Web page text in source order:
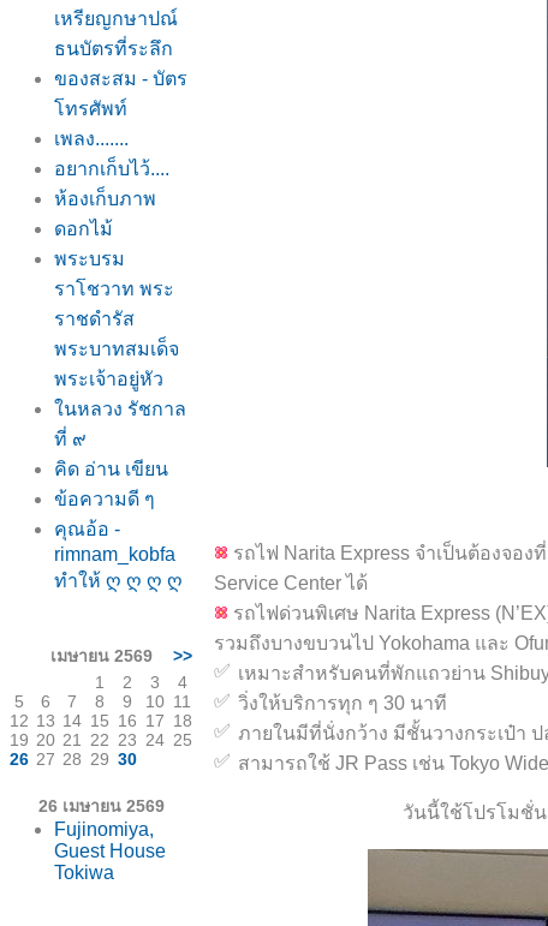
เหรียญกษาปณ์
ธนบัตรที่ระลึก
ของสะสม - บัตร
ทรศัพท์
เพลง.......
อยากเก็บไว้....
ห้องเก็บภาพ
ดอกไม้
พระบรม
ราโชวาท พระ
ราชดำรัส
พระบาทสมเด็จ
พระเจ้าอยู่หัว
นหลวง รัชกาล
ที่ ๙
คิด อ่าน เขียน
ข้อความดี ๆ
คุณอ้อ -
rimnam_kobfa
ทำให้ ღ ღ ღ ღ
เมษายน 2569
>>
1
2 3
4
5
6 7 8 9 10 11
12 13 14 15 16 17 18
19 20 21 22 23 24 25
26 27 28 29 30
26 เมษายน 2569
Fujinomiya,
Guest House
Tokiwa
รถไฟ Narita Express จำเป็นต้องจอ
Service Center ได้
รถไฟด่วนพิเศษ Narita Express
รวมถึงบางขบวนไป Yokohama และ
เหมาะสำหรับคนที่พักแถวย่าน
วิ่งให้บริการทุก ๆ 30 นาที
ภายในมีที่นั่งกว้าง มีชั้นวางกระเป๋า
สามารถใช้ JR Pass เช่น Tokyo
วันนี้ใช้โปรโมชั่น